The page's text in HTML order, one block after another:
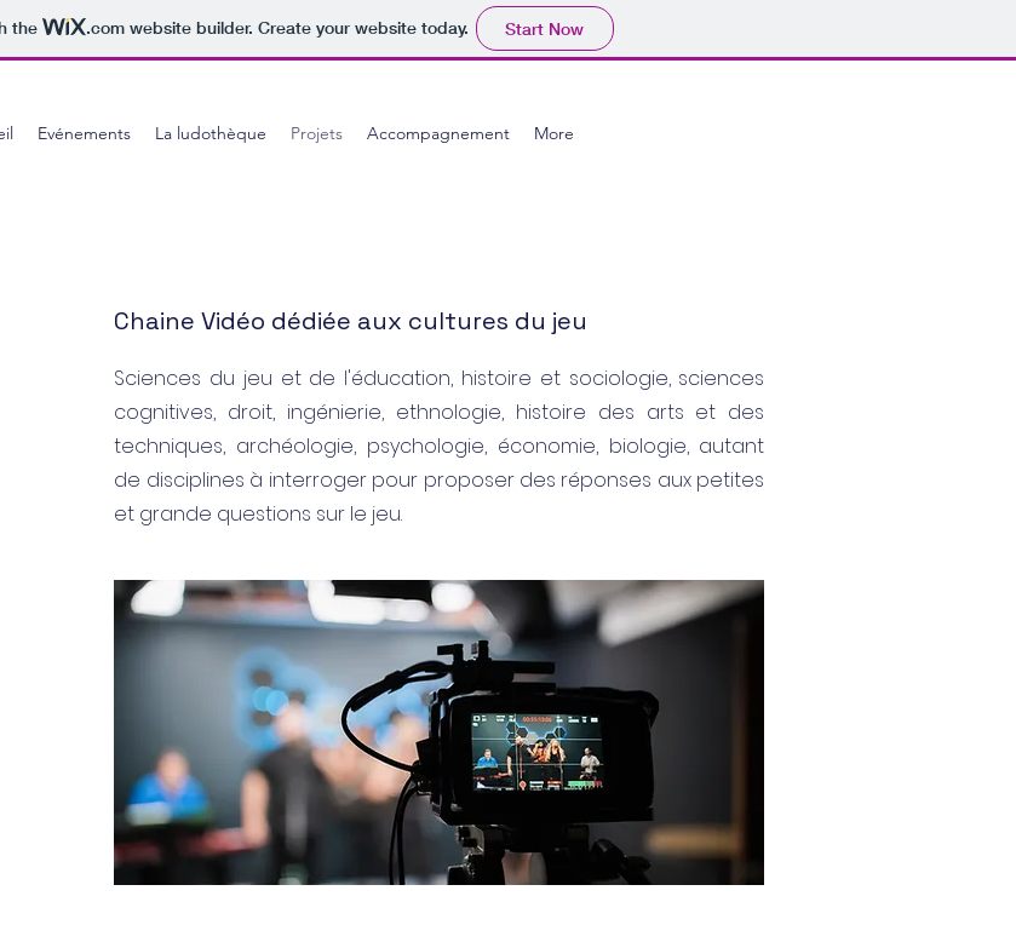
the .comwebsite builder. Create your website today. Start Now
Evénements La ludothèque Projets Accompagnement More
Chaine Vidéo dédiée aux cultures du jeu
Sciences du jeu et de l'éducation, histoire et sociologie, sciences
cognitives, droit, ingénierie, ethnologie, histoire des arts et des
techniques, archéologie, psychologie, économie, biologie, autant
de disciplines à interroger pour proposer des réponses aux petites
et grande questions sur le jeu.